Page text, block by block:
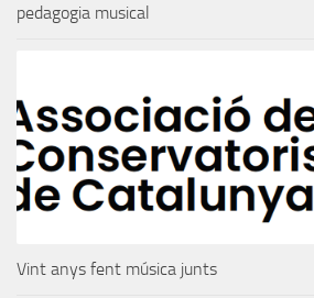
pedagogia musical
Vint anys fent música junts